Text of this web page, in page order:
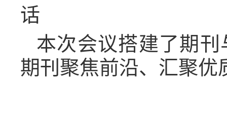
话
本次会议搭建了期
期刊聚焦前沿、汇聚优